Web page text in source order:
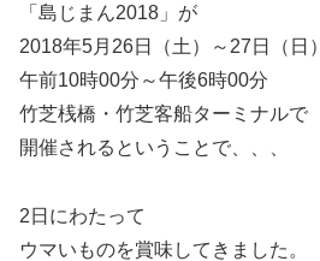
「島じまん2018」が
2018年5月26日（土）～27日（日）
午前10時00分～午後6時00分
竹芝桟橋・竹芝客船ターミナルで
開催されるということで、、、
2日にわたって
ウマいものを賞味してきました。